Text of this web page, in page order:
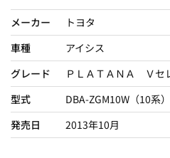
メーカー
トヨタ
車種
アイシス
グレード
ＰＬＡＴＡＮＡ Ｖセ
型式
DBA-ZGM10W（10系）
発売日
2013年10月